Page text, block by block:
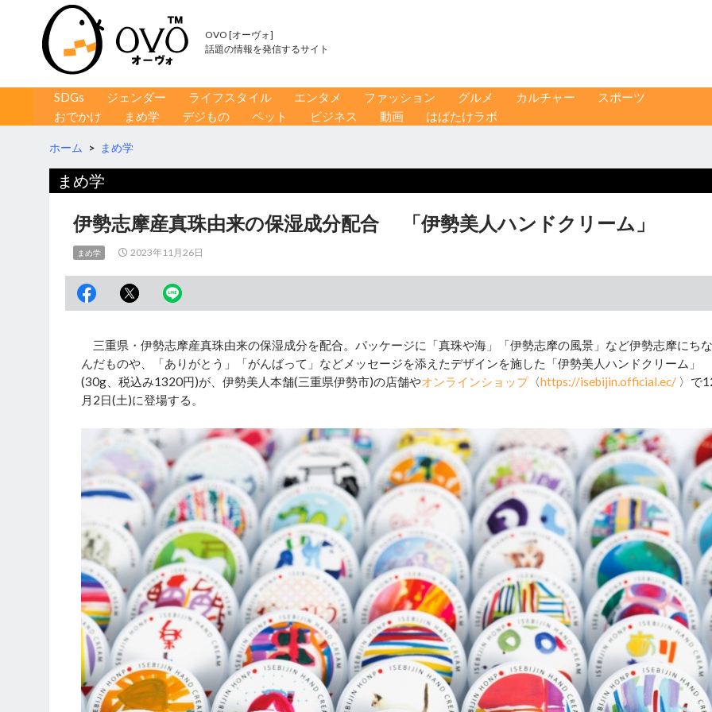
OVO [オーヴォ]
話題の情報を発信するサイト
コンテンツへ移動
SDGs ジェンダー ライフスタイル エンタメ ファッション グルメ カルチャー
スポーツ
おでかけ
まめ学 デジもの ペット ビジネス 動画 はばたけラボ
ホーム > まめ学
まめ学
伊勢志摩産真珠由来の保湿成分配合 「伊勢美人ハンドクリーム」
まめ学 2023年11月26日
三重県・伊勢志摩産真珠由来の保湿成分を配合。パッケージに「真珠や海」「伊勢志摩の風景」など伊勢志摩にちな
んだものや、「ありがとう」「がんばって」などメッセージを添えたデザインを施した「伊勢美人ハンドクリーム」
(30g、税込み1320円)が、伊勢美人本舗(三重県伊勢市)の店舗やオンラインショップ〈https://isebijin.official.ec/ 〉で
月2日(土)に登場する。